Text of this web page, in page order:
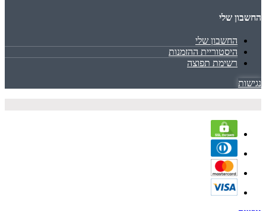
החשבון שלי
החשבון שלי
היסטוריית ההזמנות
רשימת תפוצה
נגישות